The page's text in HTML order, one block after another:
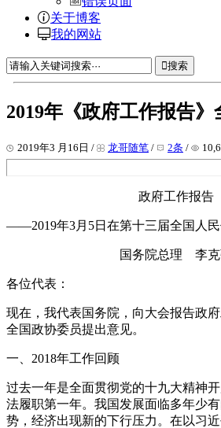
关于博客
我的网站
搜索
2019年《政府工作报告》
2019年3 月16日 / 龙哥随笔 / 2条 /
政府工作报告
——2019年3月5日在第十三届全国人
国务院总理 李克
各位代表：
现在，我代表国务院，向大会报告政
全国政协委员提出意见。
一、2018年工作回顾
过去一年是全面贯彻党的十九大精神
法履职第一年。我国发展面临多年少
势，经济出现新的下行压力。在以习